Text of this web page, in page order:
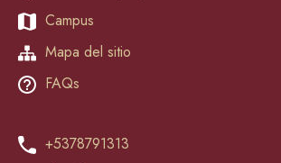
Campus
Mapa del sitio
FAQs
+5378791313